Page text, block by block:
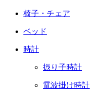
椅子・チェア
ベッド
時計
振り子時計
電波掛け時計